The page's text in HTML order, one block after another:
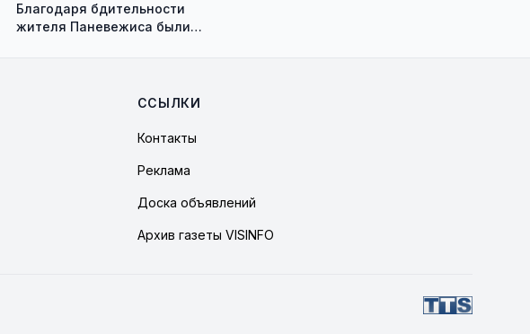
Благодаря бдительности
жителя Паневежиса были
ССЫЛКИ
Контакты
Реклама
Доска объявлений
Архив газеты VISINFO